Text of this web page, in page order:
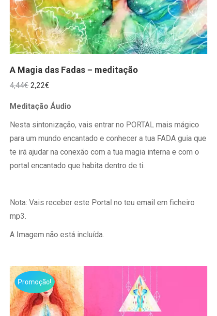
A Magia das Fadas – meditação
4,44€ O
original
era:
4,44€.
2,22€
atual
é:
2,22€.
Meditação Áudio
Nesta sintonização, vais entrar no PORTAL mais mágico
para um mundo encantado e conhecer a tua FADA guia que
te irá ajudar na conexão com a tua magia interna e com o
portal encantado que habita dentro de ti.
Nota: Vais receber este Portal no teu email em ficheiro
mp3.
A Imagem não está incluída.
Promoção!